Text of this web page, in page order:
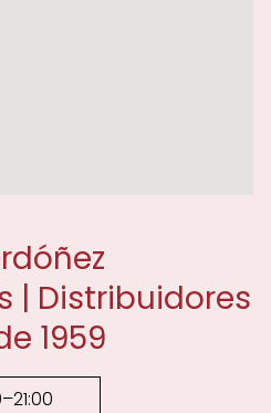
| Distribuidores
1959